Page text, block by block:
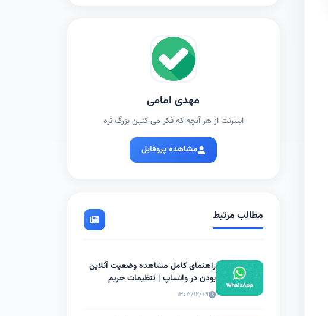
مهدی امامی
اینترنت از هر آنچه که فکر می کنین بزرگ تره
مشاهده پروفایل
مطالب مرتبط
راهنمای کامل مشاهده وضعیت آنلاین
بودن در واتساپ | تنظیمات حریم
خصوصی
۱۴۰۳/۱۲/۰۹